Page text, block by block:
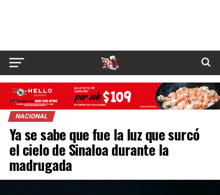
NACIONAL
Ya se sabe que fue la luz que surcó
el cielo de Sinaloa durante la
madrugada